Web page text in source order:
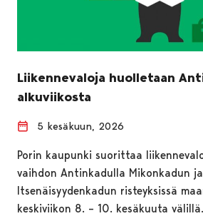
Liikennevaloja huolletaan
alkuviikosta
5 kesäkuun, 2026
Porin kaupunki suorittaa
vaihdon Antinkadulla Mikonkadun ja
Itsenäisyydenkadun risteyksissä
keskiviikon 8. – 10. kesäkuuta välillä.